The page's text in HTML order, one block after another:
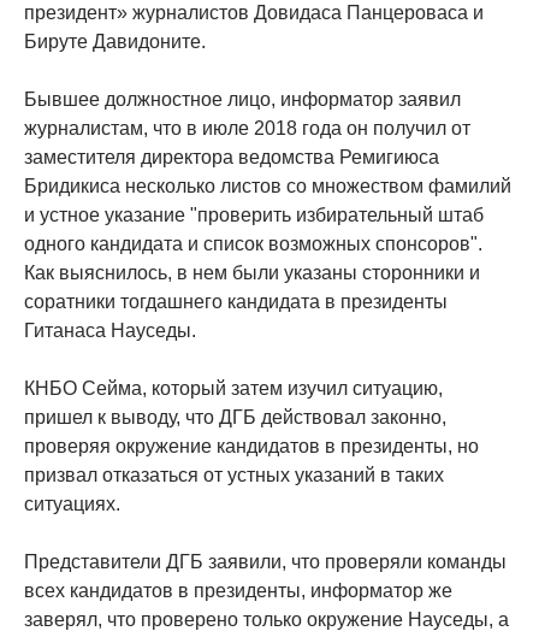
президент» журналистов Довидаса Панцероваса и
Бируте Давидоните.
Бывшее должностное лицо, информатор заявил
журналистам, что в июле 2018 года он получил от
заместителя директора ведомства Ремигиюса
Бридикиса несколько листов со множеством фамилий
и устное указание "проверить избирательный штаб
одного кандидата и список возможных спонсоров".
Как выяснилось, в нем были указаны сторонники и
соратники тогдашнего кандидата в президенты
Гитанаса Науседы.
КНБО Сейма, который затем изучил ситуацию,
пришел к выводу, что ДГБ действовал законно,
проверяя окружение кандидатов в президенты, но
призвал отказаться от устных указаний в таких
ситуациях.
Представители ДГБ заявили, что проверяли команды
всех кандидатов в президенты, информатор же
заверял, что проверено только окружение Науседы, а